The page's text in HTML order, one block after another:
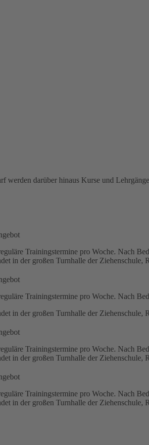
werden darüber hinaus Kurse und
Trainingstermine pro Woche. Nach
in der großen Turnhalle der Ziehenschule,
Trainingstermine pro Woche. Nach
in der großen Turnhalle der Ziehenschule,
Trainingstermine pro Woche. Nach
in der großen Turnhalle der Ziehenschule,
Trainingstermine pro Woche. Nach
in der großen Turnhalle der Ziehenschule,